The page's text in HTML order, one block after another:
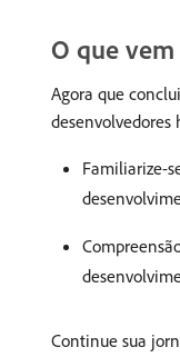
O que
Agora que
desenvolvedores
Familiarize-
Continue sua